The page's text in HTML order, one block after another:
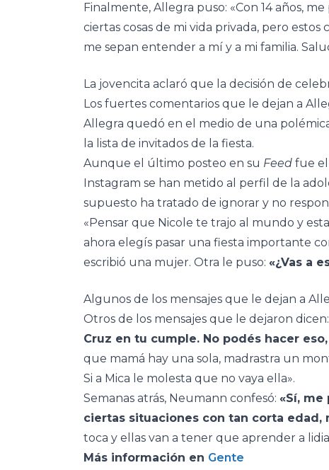
Finalmente, Allegra puso: «Con 14 años,
ciertas cosas de mi vida privada, pero
me sepan entender a mí y a mi familia.
La jovencita aclaró que la decisión de
Los fuertes comentarios que le dejan a
Allegra quedó en el medio de una
la lista de invitados de la fiesta.
Aunque el último posteo en su Feed fue el
Instagram se han metido al perfil de la
supuesto ha tratado de ignorar y no
«Pensar que Nicole te trajo al mundo y
ahora elegís pasar una fiesta importante
escribió una mujer. Otra le puso: «¿Vas a
Algunos de los mensajes que le dejan a
Otros de los mensajes que le dejaron dicen:
Cruz en tu cumple. No podés hacer
que mamá hay una sola, madrastra un
Si a Mica le molesta que no vaya ella».
Semanas atrás, Neumann confesó: «Sí,
ciertas situaciones con tan corta edad,
toca y ellas van a tener que aprender a
Más información en Gente